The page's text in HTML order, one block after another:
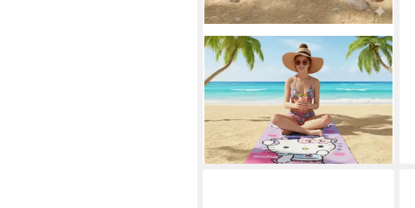
HELLO KITTY
Strandtuch Hello Kitty Kuromi Kinder
Mikrofaser Strandtuch Badetuch
70x140 cm
12,90 €
lieferbar - in 4-5 Werktagen bei dir